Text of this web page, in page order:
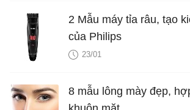
2 Mẫu máy tỉa râu, tạo
của Philips
23/01
8 mẫu lông mày đẹp,